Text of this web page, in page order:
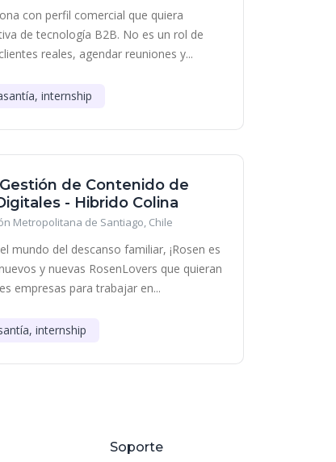
con perfil comercial que quiera
de tecnología B2B. No es un rol de
reales, agendar reuniones y...
internship
de Contenido de
- Hibrido Colina
Metropolitana de Santiago, Chile
mundo del descanso familiar, ¡Rosen es
y nuevas RosenLovers que quieran
empresas para trabajar en...
internship
Soporte